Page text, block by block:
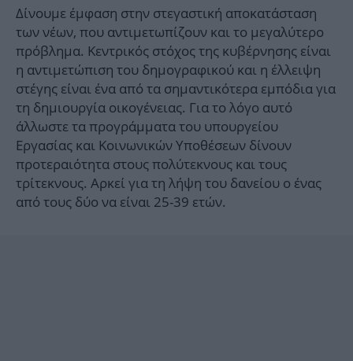
Δίνουμε έμφαση στην στεγαστική αποκατάσταση
των νέων, που αντιμετωπίζουν και το μεγαλύτερο
πρόβλημα. Κεντρικός στόχος της κυβέρνησης είναι
η αντιμετώπιση του δημογραφικού και η έλλειψη
στέγης είναι ένα από τα σημαντικότερα εμπόδια για
τη δημιουργία οικογένειας. Για το λόγο αυτό
άλλωστε τα προγράμματα του υπουργείου
Εργασίας και Κοινωνικών Υποθέσεων δίνουν
προτεραιότητα στους πολύτεκνους και τους
τρίτεκνους. Αρκεί για τη λήψη του δανείου ο ένας
από τους δύο να είναι 25-39 ετών.